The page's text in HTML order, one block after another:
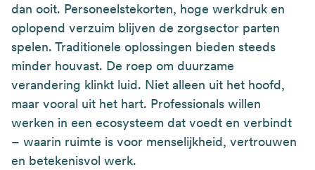
Top
navigation
Wie we zijn
Contact
Word lid
dan ooit. Personeelstekorten, hoge werkdruk en
oplopend verzuim blijven de zorgsector parten
spelen. Traditionele oplossingen bieden steeds
minder houvast. De roep om duurzame
verandering klinkt luid. Niet alleen uit het hoofd,
maar vooral uit het hart. Professionals willen
werken in een ecosysteem dat voedt en verbindt
– waarin ruimte is voor menselijkheid, vertrouwen
en betekenisvol werk.